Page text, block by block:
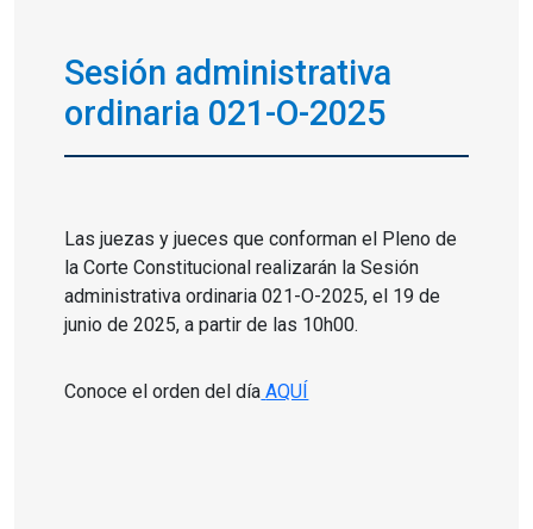
Sesión administrativa
ordinaria 021-O-2025
Las juezas y jueces que conforman el Pleno de
la Corte Constitucional realizarán la Sesión
administrativa ordinaria 021-O-2025, el 19 de
junio de 2025, a partir de las 10h00.
Conoce el orden del día AQUÍ